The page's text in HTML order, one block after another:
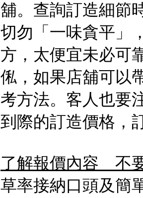
舖。查詢訂造細節
切勿「一味貪平」
方，太便宜未必可
俬，如果店舖可以
考方法。客人也要
到際的訂造價格，
了解報價內容 不
草率接納口頭及簡